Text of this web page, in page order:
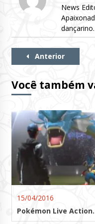
News
dançarino.
Continue
Anterior
Você também
15/04/2016
Pokémon Live Action.